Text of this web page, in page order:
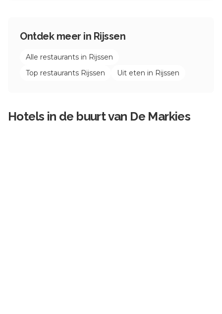
Ontdek meer in Rijssen
Alle restaurants in Rijssen
Top restaurants Rijssen Uit eten in Rijssen
Hotels in de buurt van De Markies